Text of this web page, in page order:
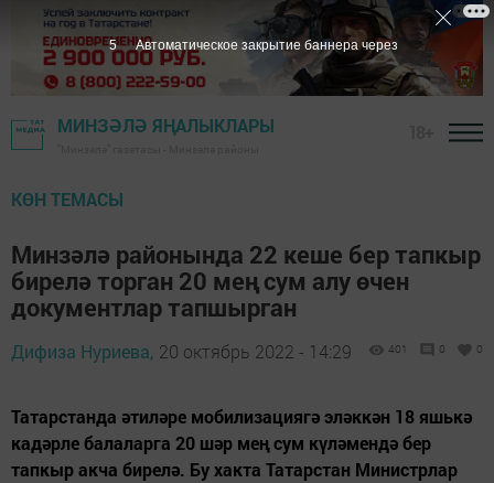
МИНЗӘЛӘ ЯҢАЛЫКЛАРЫ
КӨН ТЕМАСЫ
Минзәлә районында 22 кеше бер тапкыр
бирелә торган 20 мең сум алу өчен
документлар тапшырган
Дифиза Нуриева, 20 октябрь 2022 - 14:29 401 0 0
Татарстанда әтиләре мобилизациягә эләккән 18 яшькә
кадәрле балаларга 20 шәр мең сум күләмендә бер
тапкыр акча бирелә. Бу хакта Татарстан Министрлар
4 Автоматическое закрытие баннера через